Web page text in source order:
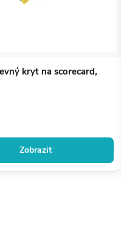
kryt na scorecard,
Zobrazit